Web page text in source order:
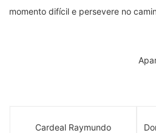
momento difícil e persevere no
Cardeal Raymundo